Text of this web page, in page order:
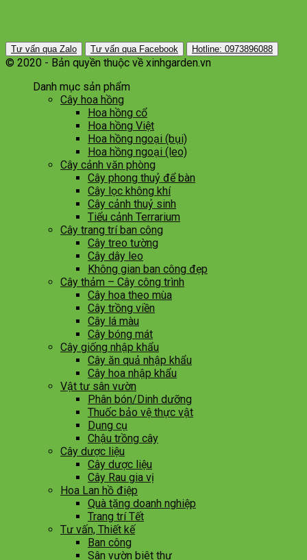
Tư vấn qua Zalo Tư vấn qua Facebook Hotline: 0973896088
© 2020 - Bản quyền thuộc về xinhgarden.vn
Danh mục sản phẩm
Cây hoa hồng
Hoa hồng cổ
Hoa hồng Việt
Hoa hồng ngoại (bụi)
Hoa hồng ngoại (leo)
Cây cảnh văn phòng
Cây phong thuỷ để bàn
Cây lọc không khí
Cây cảnh thuỷ sinh
Tiểu cảnh Terrarium
Cây trang trí ban công
Cây treo tường
Cây dây leo
Không gian ban công đẹp
Cây thảm – Cây công trình
Cây hoa theo mùa
Cây trồng viền
Cây lá màu
Cây bóng mát
Cây giống nhập khẩu
Cây ăn quả nhập khẩu
Cây hoa nhập khẩu
Vật tư sân vườn
Phân bón/Dinh dưỡng
Thuốc bảo vệ thực vật
Dụng cụ
Chậu trồng cây
Cây dược liệu
Cây dược liệu
Cây Rau gia vị
Hoa Lan hồ điệp
Quà tặng doanh nghiệp
Trang trí Tết
Tư vấn, Thiết kế
Ban công
Sân vườn biêt thự